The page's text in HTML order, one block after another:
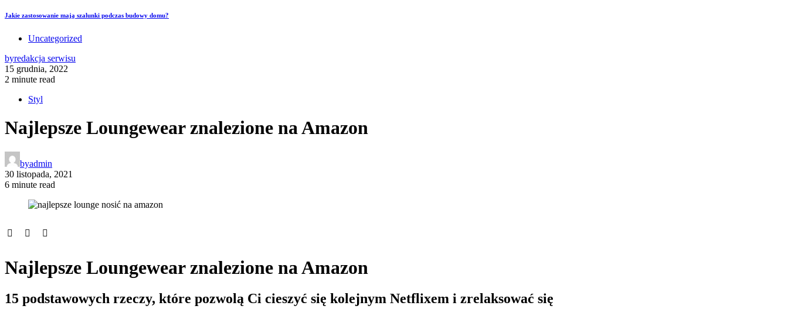
Jakie zastosowanie mają szalunki podczas budowy domu?
Uncategorized
byredakcja serwisu
15 grudnia, 2022
2 minute read
Styl
Najlepsze Loungewear znalezione na Amazon
byadmin
30 listopada, 2021
6 minute read
Najlepsze Loungewear znalezione na Amazon
15 podstawowych rzeczy, które pozwolą Ci cieszyć się kolejnym Netflixem i zrelaksować się